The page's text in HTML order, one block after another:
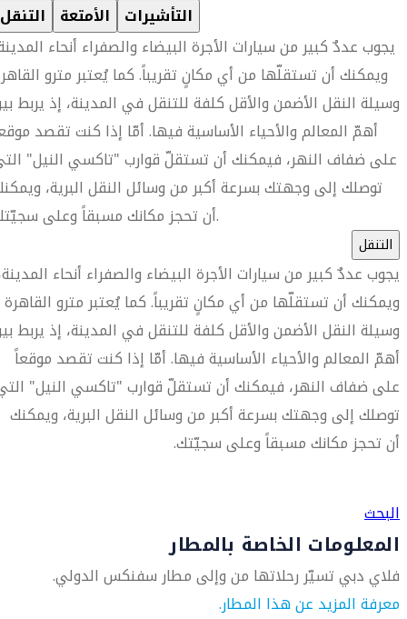
التنقل الأمتعة التأشيرات
يجوب عددٌ كبير من سيارات الأجرة البيضاء والصفراء أنحاء
ويمكنك أن تستقلّها من أي مكانٍ تقريباً. كما يُعتبر مترو
وسيلة النقل الأضمن والأقل كلفة للتنقل في المدينة، إذ يربط
أهمّ المعالم والأحياء الأساسية فيها. أمّا إذا كنت تقصد
على ضفاف النهر، فيمكنك أن تستقلّ قوارب "تاكسي النيل"
توصلك إلى وجهتك بسرعة أكبر من وسائل النقل البرية،
أن تحجز مكانك مسبقاً وعلى سجيّتك.
التنقل
يجوب عددٌ كبير من سيارات الأجرة البيضاء والصفراء أنحاء
ويمكنك أن تستقلّها من أي مكانٍ تقريباً. كما يُعتبر مترو القاهرة
وسيلة النقل الأضمن والأقل كلفة للتنقل في المدينة، إذ يربط
أهمّ المعالم والأحياء الأساسية فيها. أمّا إذا كنت تقصد موقعاً
على ضفاف النهر، فيمكنك أن تستقلّ قوارب "تاكسي النيل"
توصلك إلى وجهتك بسرعة أكبر من وسائل النقل البرية، ويمكنك
أن تحجز مكانك مسبقاً وعلى سجيّتك.
البحث
المعلومات الخاصة بالمطار
فلاي دبي تسيّر رحلاتها من وإلى مطار سفنكس الدولي.
معرفة المزيد عن هذا المطار.